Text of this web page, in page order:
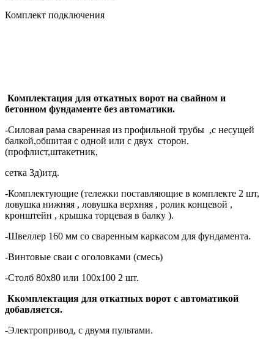
Комплект подключения
Комплектация для откатных ворот на свайном и
бетонном фундаменте без автоматики.
-Силовая рама сваренная из профильной трубы ,с несущей
балкой,обшитая с одной или с двух сторон.
(профлист,штакетник,
сетка 3д)итд.
-Комплектующие (тележки поставляющие в комплекте 2 шт,
ловушка нижняя , ловушка верхняя , ролик концевой ,
кронштейн , крышка торцевая в балку ).
-Швеллер 160 мм со сваренным каркасом для фундамента.
-Винтовые сваи с оголовками (смесь)
-Столб 80х80 или 100х100 2 шт.
Ккомплектация для откатных ворот с автоматикой
добавляется.
-Электропривод, c двумя пультами.